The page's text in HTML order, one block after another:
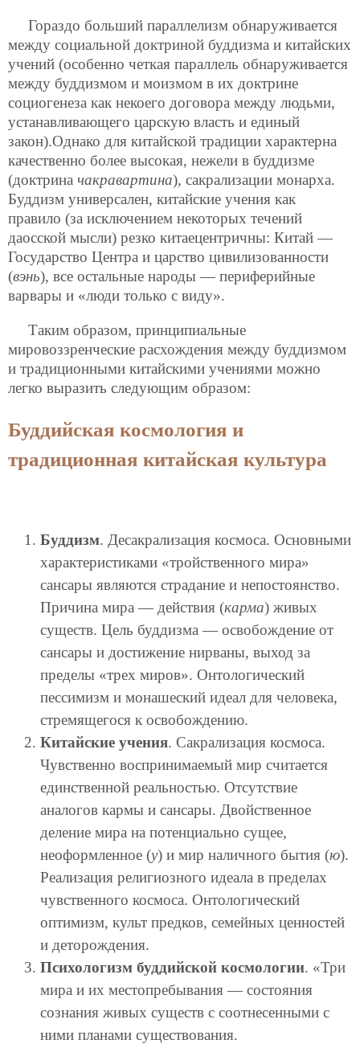
Гораздо больший параллелизм обнаруживается
между социальной доктриной буддизма и китайских
учений (особенно четкая параллель обнаруживается
между буддизмом и моизмом в их доктрине
социогенеза как некоего договора между людьми,
устанавливающего царскую власть и единый
закон).Однако для китайской традиции характерна
качественно более высокая, нежели в буддизме
(доктрина чакравартина), сакрализации монарха.
Буддизм универсален, китайские учения как
правило (за исключением некоторых течений
даосской мысли) резко китаецентричны: Китай —
Государство Центра и царство цивилизованности
(вэнь), все остальные народы — периферийные
варвары и «люди только с виду».
Таким образом, принципиальные
мировоззренческие расхождения между буддизмом
и традиционными китайскими учениями можно
легко выразить следующим образом:
Буддийская космология и
традиционная китайская культура
Буддизм. Десакрализация космоса. Основными
характеристиками «тройственного мира»
сансары являются страдание и непостоянство.
Причина мира — действия (карма) живых
существ. Цель буддизма — освобождение от
сансары и достижение нирваны, выход за
пределы «трех миров». Онтологический
пессимизм и монашеский идеал для человека,
стремящегося к освобождению.
Китайские учения. Сакрализация космоса.
Чувственно воспринимаемый мир считается
единственной реальностью. Отсутствие
аналогов кармы и сансары. Двойственное
деление мира на потенциально сущее,
неоформленное (у) и мир наличного бытия (ю).
Реализация религиозного идеала в пределах
чувственного космоса. Онтологический
оптимизм, культ предков, семейных ценностей
и деторождения.
Психологизм буддийской космологии. «Три
мира и их местопребывания — состояния
сознания живых существ с соотнесенными с
ними планами существования.